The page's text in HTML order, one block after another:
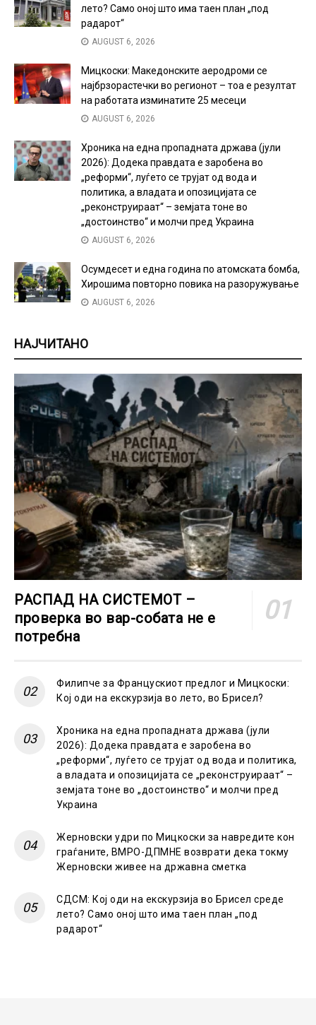
лето? Само оној што има таен план „под
радарот“
AUGUST 6, 2026
Мицкоски: Македонските аеродроми се
најбрзорастечки во регионот – тоа е резултат
на работата изминатите 25 месеци
AUGUST 6, 2026
Хроника на една пропадната држава (јули
2026): Додека правдата е заробена во
„реформи“, луѓето се трујат од вода и
политика, а владата и опозицијата се
„реконструираат“ – земјата тоне во
„достоинство“ и молчи пред Украина
AUGUST 6, 2026
Осумдесет и една година по атомската бомба,
Хирошима повторно повика на разоружување
AUGUST 6, 2026
НАЈЧИТАНО
РАСПАД НА СИСТЕМОТ –
проверка во вар-собата не е
потребна
Филипче за Францускиот предлог и Мицкоски:
Кој оди на екскурзија во лето, во Брисел?
Хроника на една пропадната држава (јули
2026): Додека правдата е заробена во
„реформи“, луѓето се трујат од вода и политика,
а владата и опозицијата се „реконструираат“ –
земјата тоне во „достоинство“ и молчи пред
Украина
Жерновски удри по Мицкоски за навредите кон
граѓаните, ВМРО-ДПМНЕ возврати дека токму
Жерновски живее на државна сметка
СДСМ: Кој оди на екскурзија во Брисел среде
лето? Само оној што има таен план „под
радарот“